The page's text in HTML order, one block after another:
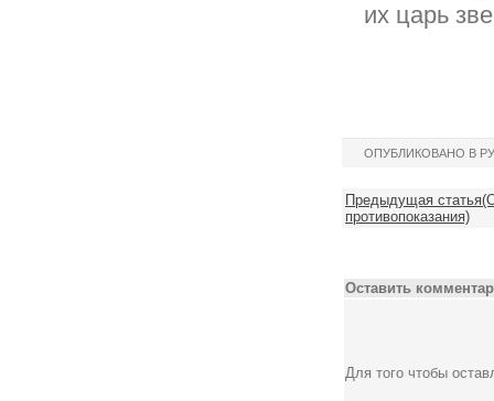
их царь
ОПУБЛИКОВАНО В
Предыдущая
противопоказания)
Оставить
Для того чтобы